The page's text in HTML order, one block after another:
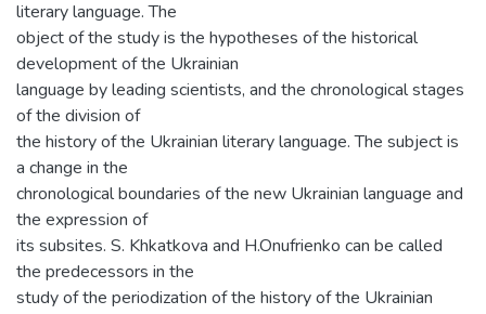
literary language. The
object of the study is the hypotheses of the historical
development of the Ukrainian
language by leading scientists, and the chronological stages
of the division of
the history of the Ukrainian literary language. The subject is
a change in the
chronological boundaries of the new Ukrainian language and
the expression of
its subsites. S. Khkatkova and H.Onufrienko can be called
the predecessors in the
study of the periodization of the history of the Ukrainian